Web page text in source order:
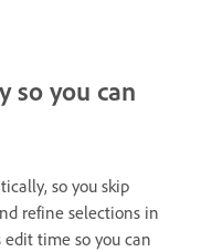
so you can
so you skip
refine selections in
edit time so you can